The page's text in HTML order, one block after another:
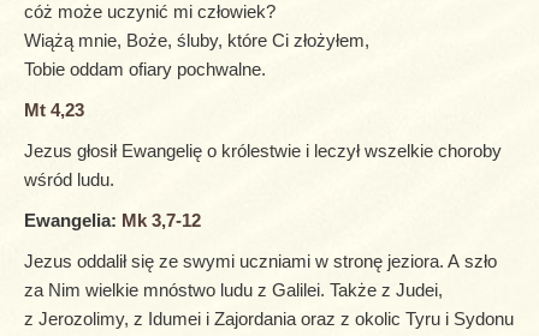
cóż może uczynić mi człowiek?
Wiążą mnie, Boże, śluby, które Ci złożyłem,
Tobie oddam ofiary pochwalne.
Mt 4,23
Jezus głosił Ewangelię o królestwie i leczył wszelkie choroby
wśród ludu.
Ewangelia: Mk 3,7-12
Jezus oddalił się ze swymi uczniami w stronę jeziora. A szło
za Nim wielkie mnóstwo ludu z Galilei. Także z Judei,
z Jerozolimy, z Idumei i Zajordania oraz z okolic Tyru i Sydonu